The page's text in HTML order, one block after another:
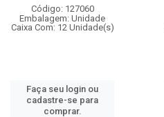
Código: 127060
Embalagem: Unidade
Caixa Com: 12 Unidade(s)
Faça seu login ou
cadastre-se para
comprar.